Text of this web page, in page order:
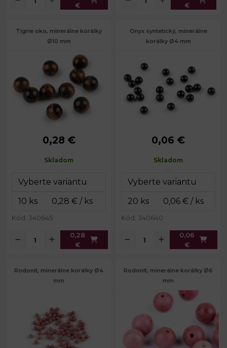
€
€
Tigrie oko, minerálne korálky
Ø10 mm
Priemer:
10 mm
0,28 €
Skladom
Kód: 340645
0,28
€
Onyx syntetický, minerálne
korálky Ø4 mm
Priemer:
4 mm
0,06 €
Skladom
Kód: 340640
0,06
€
Rodonit, minerálne korálky Ø4
mm
Rodonit, minerálne korálky Ø6
mm